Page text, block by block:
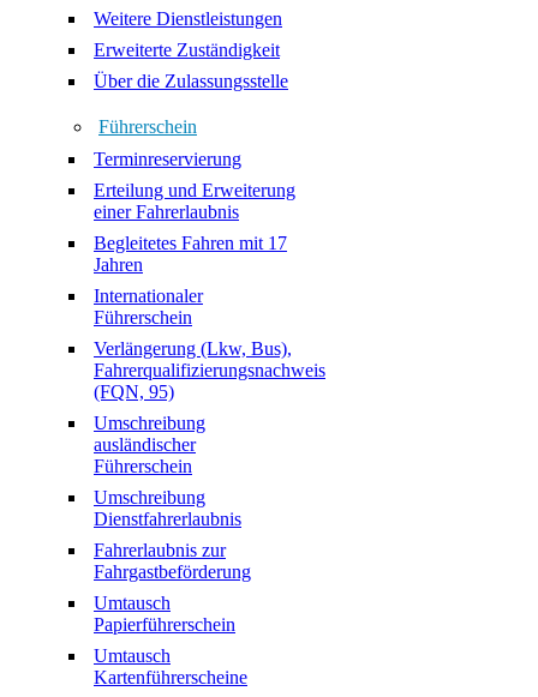
Weitere Dienstleistungen
Erweiterte Zuständigkeit
Über die Zulassungsstelle
Führerschein
Terminreservierung
Erteilung und Erweiterung
einer Fahrerlaubnis
Begleitetes Fahren mit 17
Jahren
Internationaler
Führerschein
Verlängerung (Lkw, Bus),
Fahrerqualifizierungsnachweis
(FQN, 95)
Umschreibung
ausländischer
Führerschein
Umschreibung
Dienstfahrerlaubnis
Fahrerlaubnis zur
Fahrgastbeförderung
Umtausch
Papierführerschein
Umtausch
Kartenführerscheine